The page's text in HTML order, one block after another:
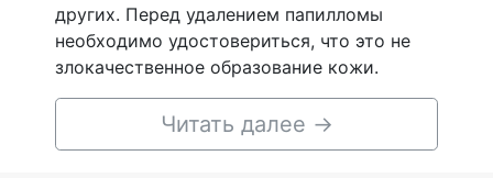
других. Перед удалением папилломы
необходимо удостовериться, что это не
злокачественное образование кожи.
Читать далее →